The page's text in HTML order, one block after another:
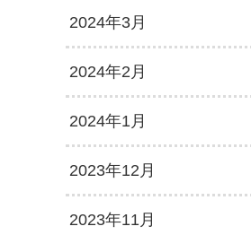
2024年3月
2024年2月
2024年1月
2023年12月
2023年11月